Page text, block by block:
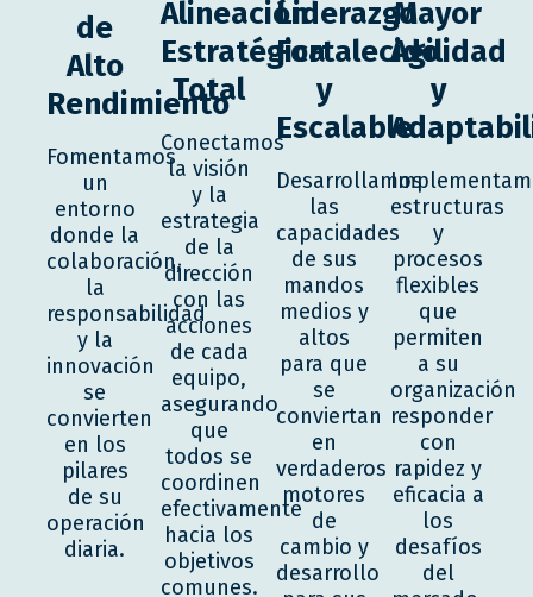
de
Alto
Rendimiento
Fomentamos
un
entorno
donde la
colaboración,
la
responsabilidad
y la
innovación
se
convierten
en los
pilares
de su
operación
diaria.
Alineación
Estratégica
Total
Conectamos
la visión
y la
estrategia
de la
dirección
con las
acciones
de cada
equipo,
asegurando
que
todos se
coordinen
efectivamente
hacia los
objetivos
comunes.
Liderazgo
Fortalecido
y
Escalable
Desarrollamos
las
capacidades
de sus
mandos
medios y
altos
para que
se
conviertan
en
verdaderos
motores
de
cambio y
desarrollo
Mayor
Agilidad
y
estructuras
y
procesos
flexibles
que
permiten
a su
organización
responder
con
rapidez y
eficacia a
los
desafíos
del